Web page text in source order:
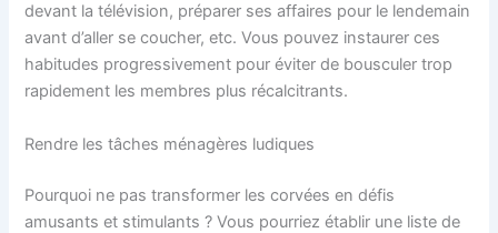
devant la télévision, préparer ses affaires pour le lendemain
avant d’aller se coucher, etc. Vous pouvez instaurer ces
habitudes progressivement pour éviter de bousculer trop
rapidement les membres plus récalcitrants.
Rendre les tâches ménagères ludiques
Pourquoi ne pas transformer les corvées en défis
amusants et stimulants ? Vous pourriez établir une liste de